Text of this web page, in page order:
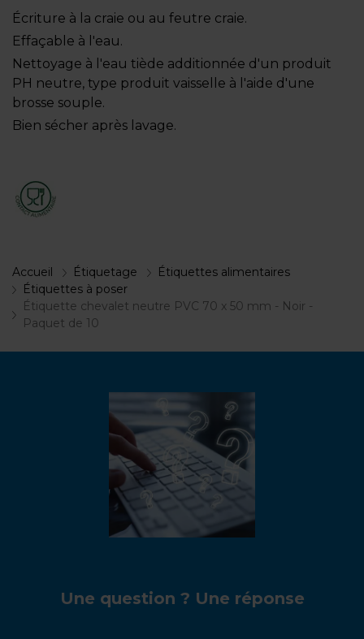
Écriture à la craie ou au feutre craie.
Effaçable à l'eau.
Nettoyage à l'eau tiède additionnée d'un produit
PH neutre, type produit vaisselle à l'aide d'une
brosse souple.
Bien sécher après lavage.
Accueil Étiquetage
Étiquettes alimentaires
Étiquettes à poser
Étiquette chevalet neutre PVC 70 x 50 mm - Noir -
Paquet de 10
Une question ? Une réponse